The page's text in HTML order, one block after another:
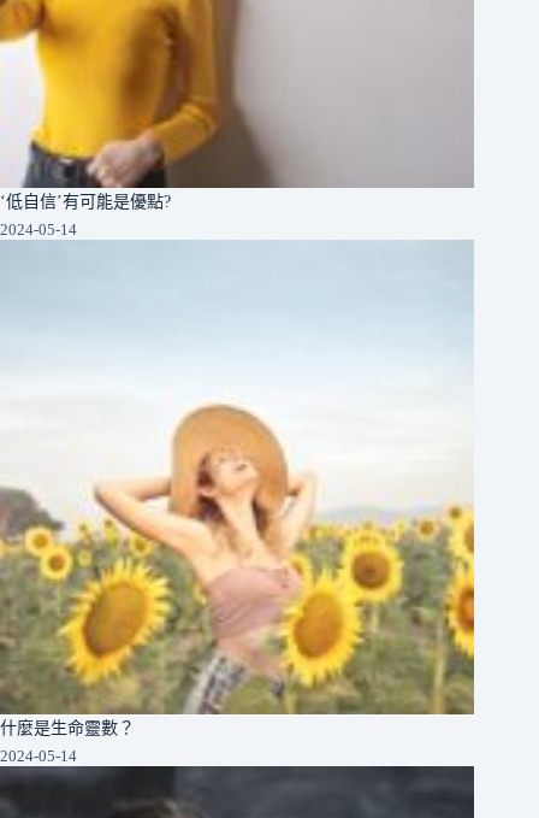
‘低自信’有可能是優點?
2024-05-14
什麼是生命靈數？
2024-05-14